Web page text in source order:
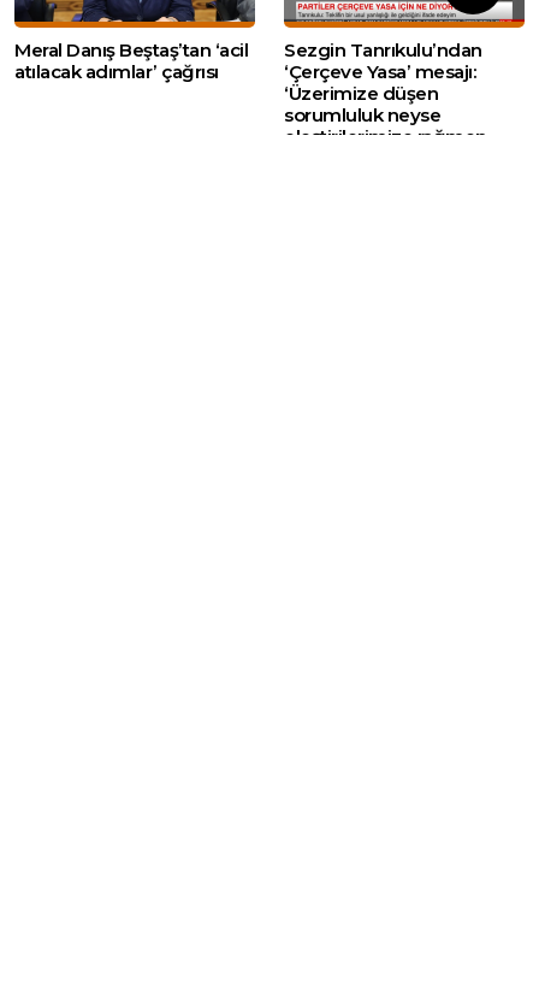
Meral Danış Beştaş’tan ‘acil
atılacak adımlar’ çağrısı
Sezgin Tanrıkulu’ndan
‘Çerçeve Yasa’ mesajı:
‘Üzerimize düşen
sorumluluk neyse
eleştirilerimize rağmen